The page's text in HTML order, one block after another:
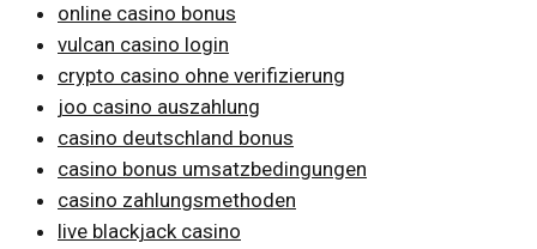
online casino bonus
vulcan casino login
crypto casino ohne verifizierung
joo casino auszahlung
casino deutschland bonus
casino bonus umsatzbedingungen
casino zahlungsmethoden
live blackjack casino